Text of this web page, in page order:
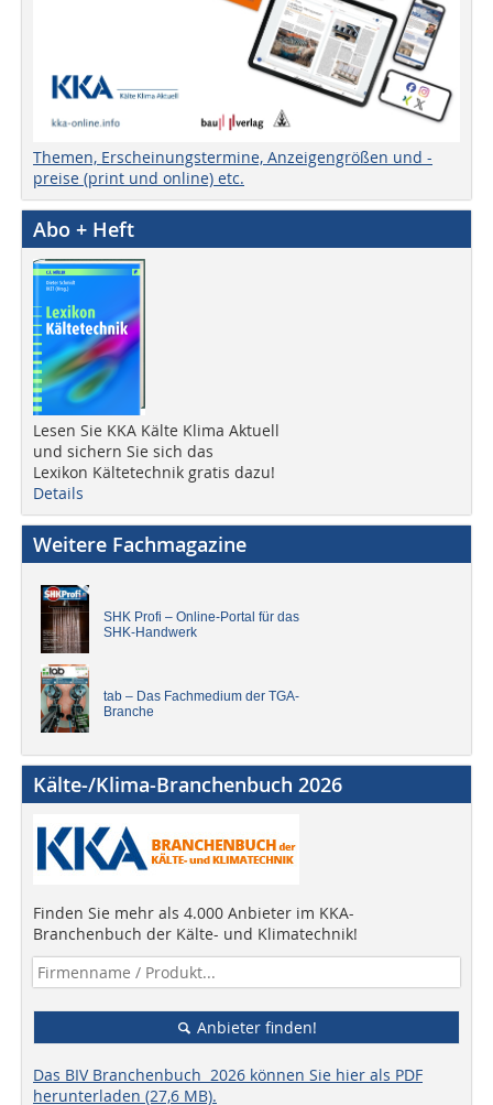
Themen, Erscheinungstermine, Anzeigengrößen und -
preise (print und online) etc.
Abo + Heft
Lesen Sie KKA Kälte Klima Aktuell
und sichern Sie sich das
Lexikon Kältetechnik gratis dazu!
Details
Weitere Fachmagazine
SHK Profi – Online-Portal für das
SHK-Handwerk
tab – Das Fachmedium der TGA-
Branche
Kälte-/Klima-Branchenbuch 2026
Finden Sie mehr als 4.000 Anbieter im KKA-
Branchenbuch der Kälte- und Klimatechnik!
Anbieter finden!
Das BIV Branchenbuch 2026 können Sie hier als PDF
herunterladen (27,6 MB).